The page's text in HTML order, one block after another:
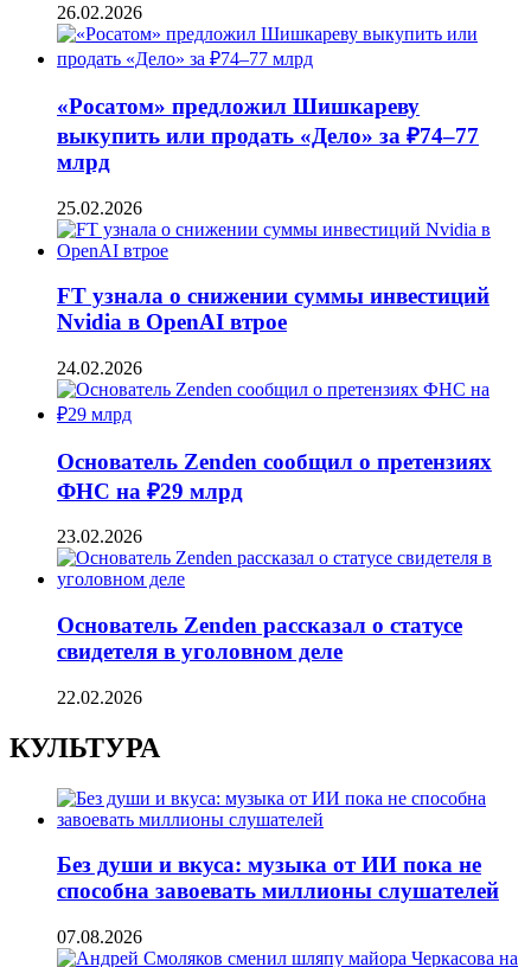
26.02.2026
«Росатом» предложил Шишкареву
выкупить или продать «Дело» за ₽74–77
млрд
25.02.2026
FT узнала о снижении суммы инвестиций
Nvidia в OpenAI втрое
24.02.2026
Основатель Zenden сообщил о претензиях
ФНС на ₽29 млрд
23.02.2026
Основатель Zenden рассказал о статусе
свидетеля в уголовном деле
22.02.2026
КУЛЬТУРА
Без души и вкуса: музыка от ИИ пока не
способна завоевать миллионы слушателей
07.08.2026